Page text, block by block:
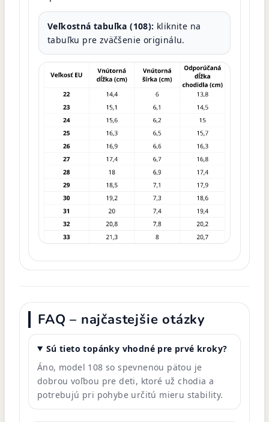
Veľkostná tabuľka (108): kliknite na
tabuľku pre zväčšenie originálu.
FAQ – najčastejšie otázky
Sú tieto topánky vhodné pre prvé kroky?
Áno, model 108 so spevnenou pätou je
dobrou voľbou pre deti, ktoré už chodia a
potrebujú pri pohybe určitú mieru stability.